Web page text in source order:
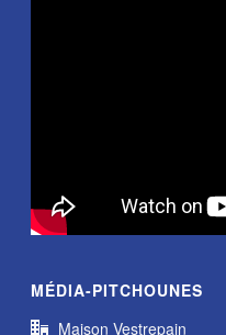
MÉDIA-PITCHOUNES
Maison Vestrepain